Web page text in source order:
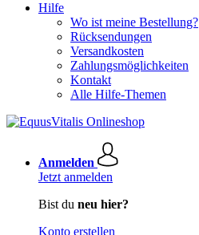
Hilfe
Wo ist meine Bestellung?
Rücksendungen
Versandkosten
Zahlungsmöglichkeiten
Kontakt
Alle Hilfe-Themen
Anmelden
Jetzt anmelden
Bist du neu hier?
Konto erstellen